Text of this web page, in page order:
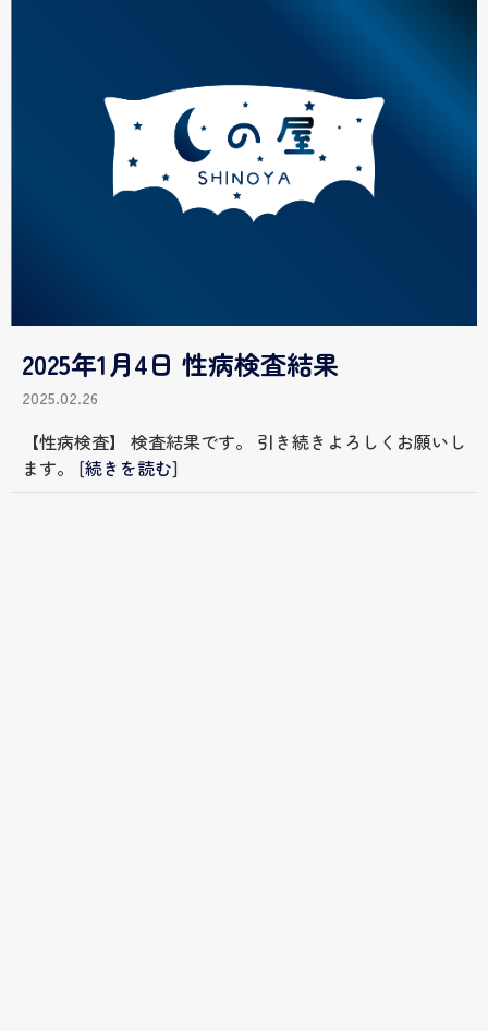
2025年1月4日 性病検査結果
2025.02.26
【性病検査】 検査結果です。 引き続きよろしくお願いし
ます。
[続きを読む]